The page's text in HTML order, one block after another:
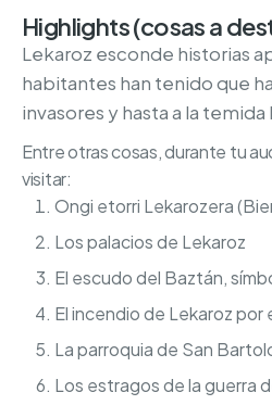
Highlights (cosas a
Lekaroz esconde historias
habitantes han tenido que
invasores y hasta a la
Entre otras cosas, durante tu
visitar:
Ongi etorri Lekarozera
Los palacios de Lekaroz
El escudo del Baztán,
El incendio de Lekaroz por
La parroquia de San
Los estragos de la guerra